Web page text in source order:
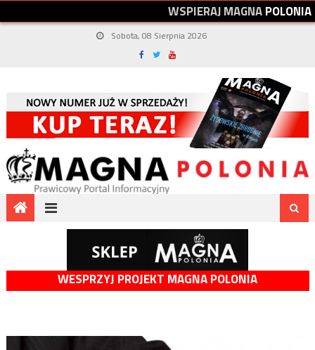
WSPIERAJMAGNAPOLONIA
Sobota, 08 Sierpnia 2026
WESPRZYJ PROJEKT MAGNA POLONIA